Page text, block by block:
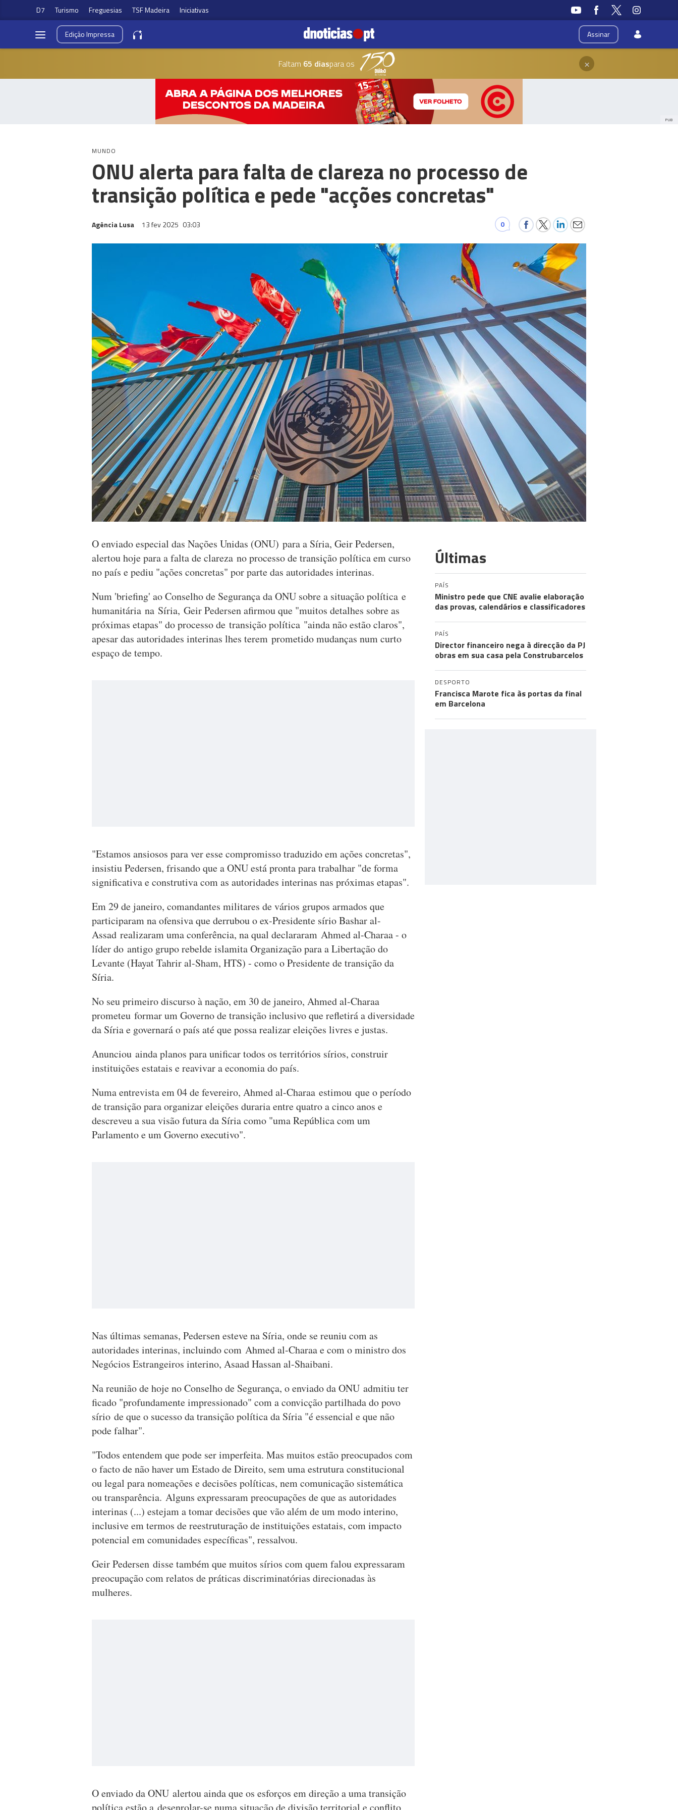
D7 Turismo Freguesias TSF Madeira Iniciativas
Assinar
EdiçãoImpressa
Faltam 65 diaspara os ×
PUB
MUNDO
ONU alerta para falta de clareza no processo de
transição política e pede "acções concretas"
Agência Lusa 13 fev 2025 03:03 0
O enviado especial das Nações Unidas (ONU) para a Síria, Geir Pedersen,
alertou hoje para a falta de clareza no processo de transição política em curso
no país e pediu "ações concretas" por parte das autoridades interinas.
Num 'briefing' ao Conselho de Segurança da ONU sobre a situação política e
humanitária na Síria, Geir Pedersen afirmou que "muitos detalhes sobre as
próximas etapas" do processo de transição política "ainda não estão claros",
apesar das autoridades interinas lhes terem prometido mudanças num curto
espaço de tempo.
"Estamos ansiosos para ver esse compromisso traduzido em ações concretas",
insistiu Pedersen, frisando que a ONU está pronta para trabalhar "de forma
significativa e construtiva com as autoridades interinas nas próximas etapas".
Em 29 de janeiro, comandantes militares de vários grupos armados que
participaram na ofensiva que derrubou o ex-Presidente sírio Bashar al-
Assad realizaram uma conferência, na qual declararam Ahmed al-Charaa - o
líder do antigo grupo rebelde islamita Organização para a Libertação do
Levante (Hayat Tahrir al-Sham, HTS) - como o Presidente de transição da
Síria.
No seu primeiro discurso à nação, em 30 de janeiro, Ahmed al-Charaa
prometeu formar um Governo de transição inclusivo que refletirá a diversidade
da Síria e governará o país até que possa realizar eleições livres e justas.
Anunciou ainda planos para unificar todos os territórios sírios, construir
instituições estatais e reavivar a economia do país.
Numa entrevista em 04 de fevereiro, Ahmed al-Charaa estimou que o período
de transição para organizar eleições duraria entre quatro a cinco anos e
descreveu a sua visão futura da Síria como "uma República com um
Parlamento e um Governo executivo".
Nas últimas semanas, Pedersen esteve na Síria, onde se reuniu com as
autoridades interinas, incluindo com Ahmed al-Charaa e com o ministro dos
Negócios Estrangeiros interino, Asaad Hassan al-Shaibani.
Na reunião de hoje no Conselho de Segurança, o enviado da ONU admitiu ter
ficado "profundamente impressionado" com a convicção partilhada do povo
sírio de que o sucesso da transição política da Síria "é essencial e que não
pode falhar".
"Todos entendem que pode ser imperfeita. Mas muitos estão preocupados com
o facto de não haver um Estado de Direito, sem uma estrutura constitucional
ou legal para nomeações e decisões políticas, nem comunicação sistemática
ou transparência. Alguns expressaram preocupações de que as autoridades
interinas (...) estejam a tomar decisões que vão além de um modo interino,
inclusive em termos de reestruturação de instituições estatais, com impacto
potencial em comunidades específicas", ressalvou.
Geir Pedersen disse também que muitos sírios com quem falou expressaram
preocupação com relatos de práticas discriminatórias direcionadas às
mulheres.
O enviado da ONU alertou ainda que os esforços em direção a uma transição
Últimas
PAÍS
Ministro pede que CNE avalie elaboração
das provas, calendários e classificadores
PAÍS
Director financeiro nega à direcção da PJ
obras em sua casa pela Construbarcelos
DESPORTO
Francisca Marote fica às portas da final
em Barcelona